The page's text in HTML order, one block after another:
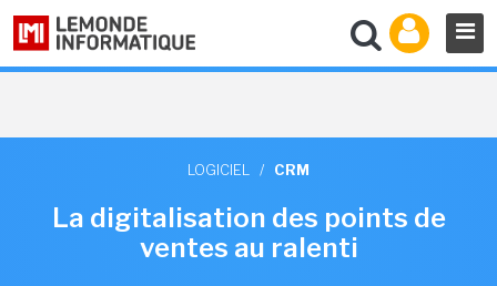
LOGICIEL / CRM
La digitalisation des points de
ventes au ralenti